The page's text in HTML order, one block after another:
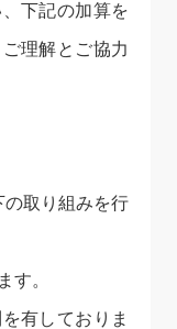
下記の加算を
理解とご協力
取り組みを行
す。
有しておりま